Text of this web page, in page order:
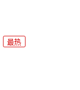
最热